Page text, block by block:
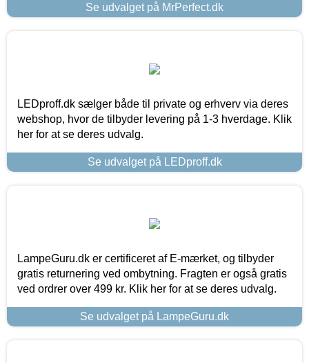
Se udvalget på MrPerfect.dk
LEDproff.dk sælger både til private og erhverv via deres
webshop, hvor de tilbyder levering på 1-3 hverdage. Klik
her for at se deres udvalg.
Se udvalget på LEDproff.dk
LampeGuru.dk er certificeret af E-mærket, og tilbyder
gratis returnering ved ombytning. Fragten er også gratis
ved ordrer over 499 kr. Klik her for at se deres udvalg.
Se udvalget på LampeGuru.dk